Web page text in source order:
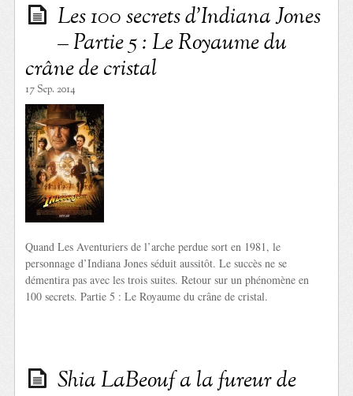
Les 100 secrets d’Indiana Jones
– Partie 5 : Le Royaume du
crâne de cristal
17 Sep. 2014
Quand Les Aventuriers de l’arche perdue sort en 1981, le
personnage d’Indiana Jones séduit aussitôt. Le succès ne se
démentira pas avec les trois suites. Retour sur un phénomène en
100 secrets. Partie 5 : Le Royaume du crâne de cristal.
Shia LaBeouf a la fureur de